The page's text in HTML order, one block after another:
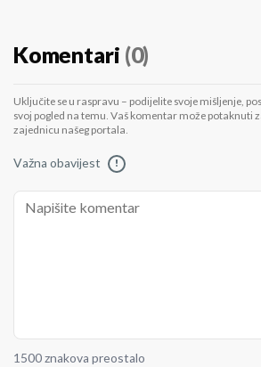
Komentari (0)
Uključite se u raspravu – podijelite svoje mišljenje,
svoj pogled na temu. Vaš komentar može potaknuti
zajednicu našeg portala.
Važna obavijest !
1500 znakova preostalo